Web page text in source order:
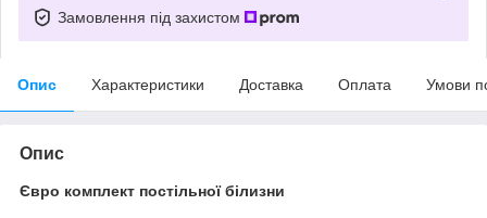
Замовлення під захистом
Опис Характеристики Доставка Оплата Умови
Опис
Євро комплект постільної білизни